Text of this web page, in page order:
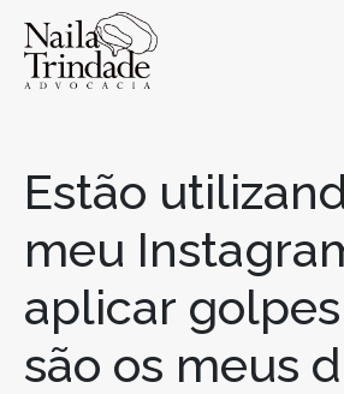
Estão
meu
aplicar
são os meus